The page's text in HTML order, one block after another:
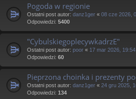
Pogoda w regionie
Ostatni post autor: danz1ger « 08 cze 2026,
Odpowiedzi: 5400
"CybulskiegoplecywkadrzE"
Ostatni post autor: poor « 17 mar 2026, 19:54
Odpowiedzi: 60
Pieprzona choinka i prezenty
Ostatni post autor: danz1ger « 24 gru 2025,
Odpowiedzi: 134